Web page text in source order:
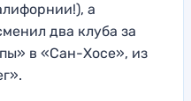
а
два клуба за
в «Сан-Хосе», из